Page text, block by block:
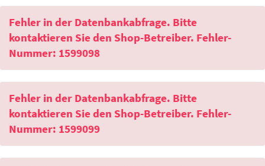
Fehler in der Datenbankabfrage. Bitte
kontaktieren Sie den Shop-Betreiber. Fehler-
Nummer: 1599098
Fehler in der Datenbankabfrage. Bitte
kontaktieren Sie den Shop-Betreiber. Fehler-
Nummer: 1599099